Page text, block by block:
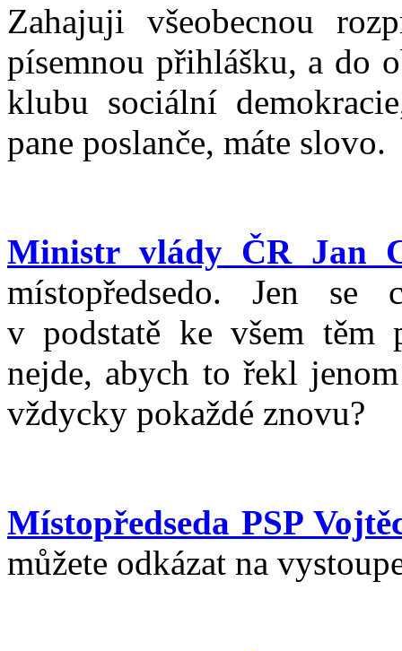
Zahajuji všeobecnou
písemnou přihlášku, a do
klubu sociální
pane poslanče, máte slovo.
Ministr vlády ČR Jan
místopředsedo. Jen
v podstatě ke všem těm
nejde, abych to řekl
vždycky pokaždé znovu?
Místopředseda PSP
můžete odkázat na